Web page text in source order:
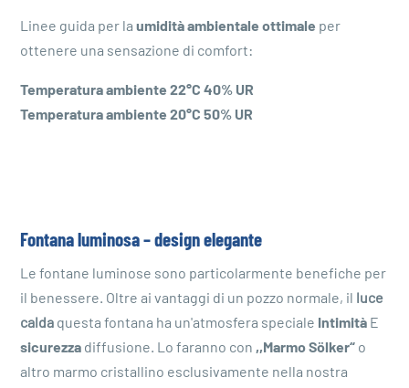
Linee guida per laumidità ambientale ottimale per
ottenere una sensazione di comfort:
Temperatura ambiente 22°C 40% UR
Temperatura ambiente 20°C 50% UR
Fontana luminosa – design elegante
Le fontane luminose sono particolarmente benefiche per
il benessere. Oltre ai vantaggi di un pozzo normale, il
luce
calda questa fontana ha un'atmosfera speciale Intimità E
sicurezza diffusione. Lo faranno con ,, Marmo Sölker“ o
altro marmo cristallino esclusivamente nella nostra